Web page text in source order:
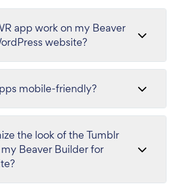
app work on my Beaver
website?
mobile-friendly?
the look of the Tumblr
Beaver Builder for